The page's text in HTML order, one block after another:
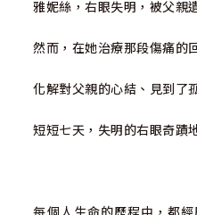
雅妮絲，右眼失明，被父親
然而，在她治療那段傷痛的
化解對父親的心結、見到了
短短七天，失明的右眼奇蹟